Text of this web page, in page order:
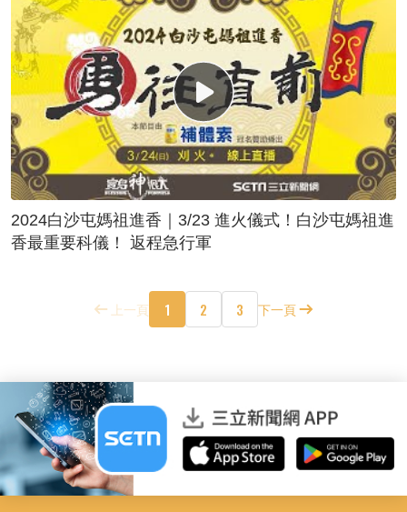
2024白沙屯媽祖進香｜3/23 進火儀式！白沙屯媽祖進
香最重要科儀！ 返程急行軍
上一頁 1 2 3 下一頁